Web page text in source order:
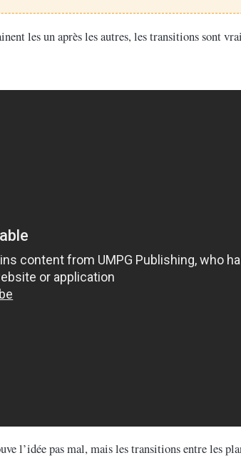
les un après les autres, les transitions sont
l’idée pas mal, mais les transitions entre les